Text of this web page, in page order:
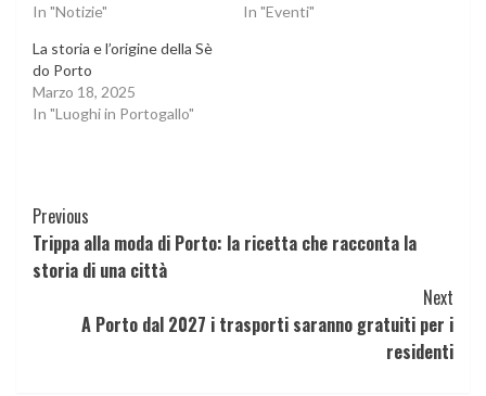
In "Notizie"
In "Eventi"
La storia e l’origine della Sè
do Porto
Marzo 18, 2025
In "Luoghi in Portogallo"
Continue
Reading
Previous
Trippa alla moda di Porto: la ricetta che racconta la
storia di una città
Next
A Porto dal 2027 i trasporti saranno gratuiti per i
residenti